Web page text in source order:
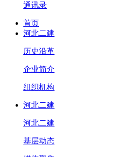
通讯录
首页
河北二建
历史沿革
企业简介
组织机构
河北二建
河北二建
基层动态